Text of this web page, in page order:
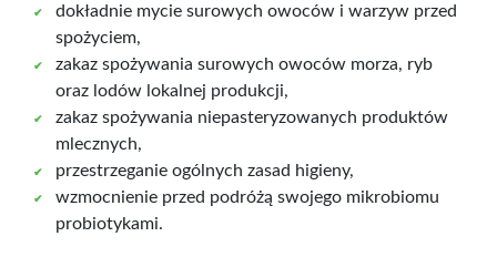
dokładnie mycie surowych owoców i warzyw przed
spożyciem,
zakaz spożywania surowych owoców morza, ryb
oraz lodów lokalnej produkcji,
zakaz spożywania niepasteryzowanych produktów
mlecznych,
przestrzeganie ogólnych zasad higieny,
wzmocnienie przed podróżą swojego mikrobiomu
probiotykami.